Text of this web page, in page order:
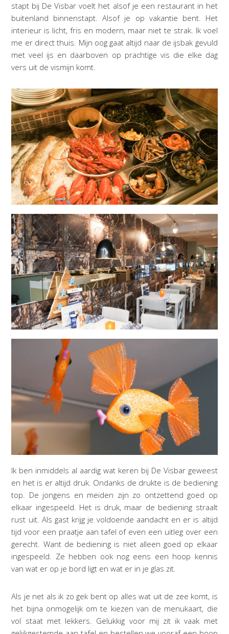
stapt bij De Visbar voelt het alsof je een restaurant in het
buitenland binnenstapt. Alsof je op vakantie bent. Het
interieur is licht, fris en modern, maar niet te strak. Ik voel
me er direct thuis. Mijn oog gaat altijd naar de ijsbak gevuld
met veel ijs en daarboven op prachtige vis die elke dag
vers uit de vismijn komt.
Ik ben inmiddels al aardig wat keren bij De Visbar geweest
en het is er altijd druk. Ondanks de drukte is de bediening
top. De jongens en meiden zijn zo ontzettend goed op
elkaar ingespeeld. Het is druk, maar de bediening straalt
rust uit. Als gast krijg je voldoende aandacht en er is altijd
tijd voor een praatje aan tafel of even een uitleg over een
gerecht. Want de bediening is niet alleen goed op elkaar
ingespeeld. Ze hebben ook nog eens een hoop kennis
van wat er op je bord ligt en wat er in je glas zit.
Als je net als ik zo gek bent op alles wat uit de zee komt, is
het bijna onmogelijk om te kiezen van de menukaart, die
vol staat met lekkers. Gelukkig voor mij zit ik vaak met